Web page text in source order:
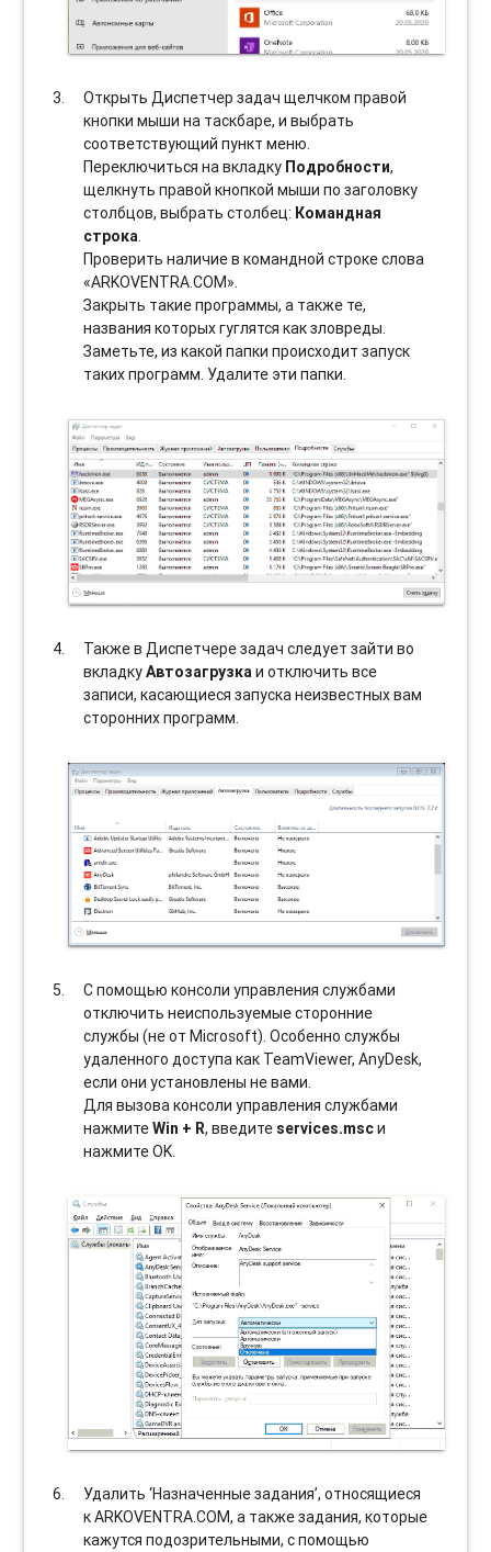
Открыть Диспетчер задач щелчком правой
кнопки мыши на таскбаре, и выбрать
соотвeтствующий пункт меню.
Переключиться на вкладку Подробности,
щелкнуть правой кнопкой мыши по заголовку
столбцов, выбрать столбец: Командная
строка.
Проверить наличие в командной строке слова
«ARKOVENTRA.COM».
Закрыть такие программы, а также те,
названия которых гуглятся как зловреды.
Заметьте, из какой папки происходит запуск
таких программ. Удалите эти папки.
Также в Диспетчере задач следует зайти во
вкладкуАвтозагрузкаи отключить все
записи, касающиеся запуска неизвестных вам
сторонних программ.
С помощью консоли управления службами
отключить неиспользуемые сторонние
службы (не от Microsoft). Особенно службы
удаленного доступа как TeamViewer, AnyDesk,
если они установлены не вами.
Для вызова консоли управления службами
нажмитеWin + R, введите services.mscи
нажмите OK.
Удалить ‘Назначенные задания’, относящиеся
к ARKOVENTRA.COM, а также задания, которые
кажутся подозрительными, с помощью